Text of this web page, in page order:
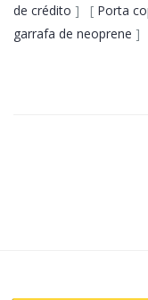
de crédito ] [ Porta
garrafa de neoprene ]